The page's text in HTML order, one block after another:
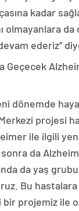
kadar
olmayanlara
ederiz”
Geçecek
dönemde
projesi
ile ilgili
da
da yaş
Bu
bir projemiz ile